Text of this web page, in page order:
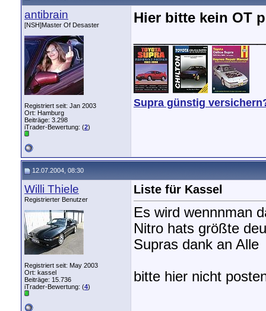
antibrain
[NSH]Master Of Desaster
Registriert seit: Jan 2003
Ort: Hamburg
Beiträge: 3.298
iTrader-Bewertung: (2)
Hier bitte kein OT
Supra günstig
12.07.2004, 08:30
Willi Thiele
Registrierter Benutzer
Registriert seit: May 2003
Ort: kassel
Beiträge: 15.736
iTrader-Bewertung: (4)
Liste für Kassel
Es wird wennnman
Nitro hats größte
Supras dank an Alle
bitte hier nicht